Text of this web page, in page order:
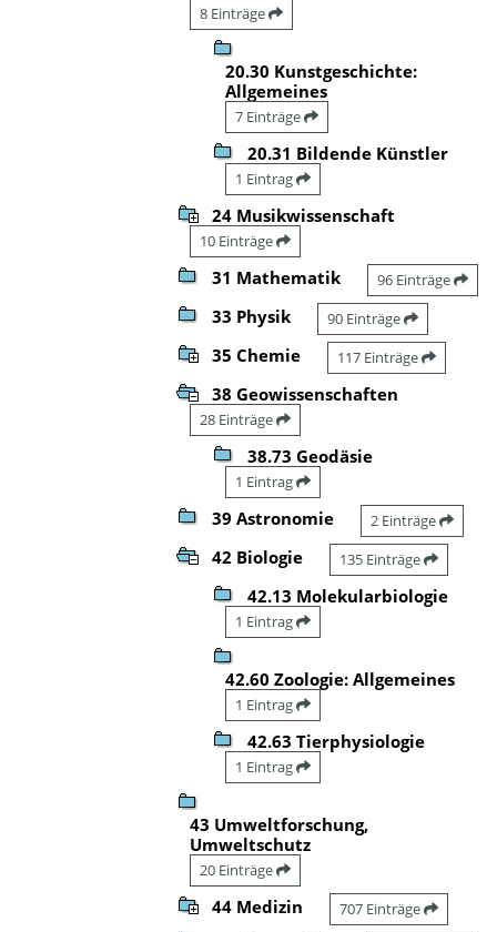
8 Einträge
20.30 Kunstgeschichte:
Allgemeines
7 Einträge
20.31 Bildende Künstler
1 Eintrag
24 Musikwissenschaft
10 Einträge
31 Mathematik 96 Einträge
33 Physik 90 Einträge
35 Chemie 117 Einträge
38 Geowissenschaften
28 Einträge
38.73 Geodäsie
1 Eintrag
39 Astronomie 2 Einträge
42 Biologie 135 Einträge
42.13 Molekularbiologie
1 Eintrag
42.60 Zoologie: Allgemeines
1 Eintrag
42.63 Tierphysiologie
1 Eintrag
43 Umweltforschung,
Umweltschutz
20 Einträge
44 Medizin 707 Einträge